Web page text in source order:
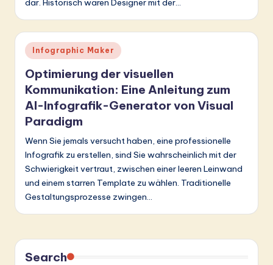
&
S
o
ft
w
a
r
e
In
n
v
dar. Historisch waren Designer mit der…
Posted
in
Infographic Maker
Optimierung der visuellen
Kommunikation: Eine Anleitung zum
AI-Infografik-Generator von Visual
Paradigm
Wenn Sie jemals versucht haben, eine professionelle
Infografik zu erstellen, sind Sie wahrscheinlich mit der
Schwierigkeit vertraut, zwischen einer leeren Leinwand
und einem starren Template zu wählen. Traditionelle
Gestaltungsprozesse zwingen…
Search